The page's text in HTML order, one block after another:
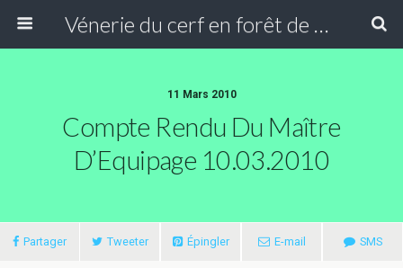
Vénerie du cerf en forêt de Compiègne
11 Mars 2010
Compte Rendu Du Maître
D’Equipage 10.03.2010
Partager Tweeter Épingler E-mail SMS